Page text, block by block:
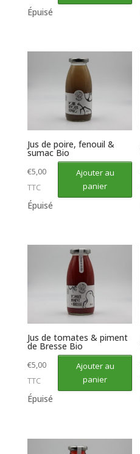
Épuisé
Jus de poire, fenouil &
sumac Bio
€5,00
TTC
Ajouter au
panier
Épuisé
Jus de tomates & piment
de Bresse Bio
€5,00
TTC
Ajouter au
panier
Épuisé